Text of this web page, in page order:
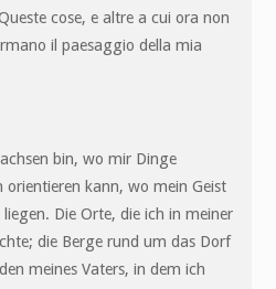
cose, e altre a cui ora non
il paesaggio della mia
bin, wo mir Dinge
orientieren kann, wo mein Geist
Die Orte, die ich in meiner
die Berge rund um das Dorf
meines Vaters, in dem ich